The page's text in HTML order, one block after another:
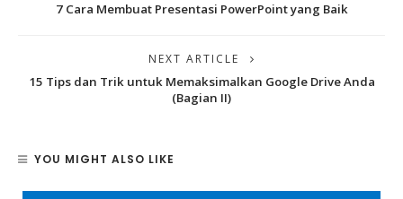
7 Cara Membuat Presentasi PowerPoint yang Baik
NEXT ARTICLE
15 Tips dan Trik untuk Memaksimalkan Google Drive Anda
(Bagian II)
YOU MIGHT ALSO LIKE